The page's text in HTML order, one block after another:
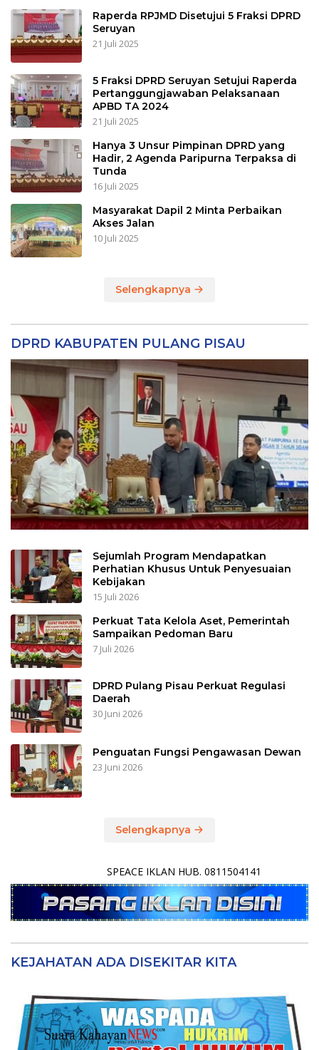
Raperda RPJMD Disetujui 5 Fraksi DPRD
Seruyan
21 Juli 2025
5 Fraksi DPRD Seruyan Setujui Raperda
Pertanggungjawaban Pelaksanaan
APBD TA 2024
21 Juli 2025
Hanya 3 Unsur Pimpinan DPRD yang
Hadir, 2 Agenda Paripurna Terpaksa di
Tunda
16 Juli 2025
Masyarakat Dapil 2 Minta Perbaikan
Akses Jalan
10 Juli 2025
Selengkapnya
DPRD KABUPATEN PULANG PISAU
Sejumlah Program Mendapatkan
Perhatian Khusus Untuk Penyesuaian
Kebijakan
15 Juli 2026
Perkuat Tata Kelola Aset, Pemerintah
Sampaikan Pedoman Baru
7 Juli 2026
DPRD Pulang Pisau Perkuat Regulasi
Daerah
30 Juni 2026
Penguatan Fungsi Pengawasan Dewan
23 Juni 2026
Selengkapnya
SPEACE IKLAN HUB. 0811504141
KEJAHATAN ADA DISEKITAR KITA